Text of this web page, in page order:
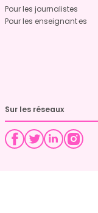
Pour les journalistes
Pour les enseignant·es
Sur les réseaux